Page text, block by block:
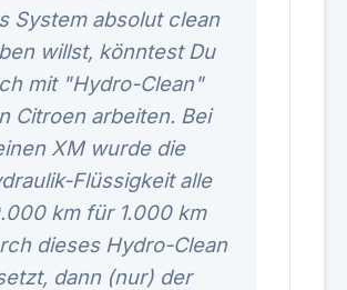
System absolut clean
willst, könntest Du
mit "Hydro-Clean"
Citroen arbeiten. Bei
XM wurde die
Flüssigkeit alle
km für 1.000 km
dieses Hydro-Clean
dann (nur) der